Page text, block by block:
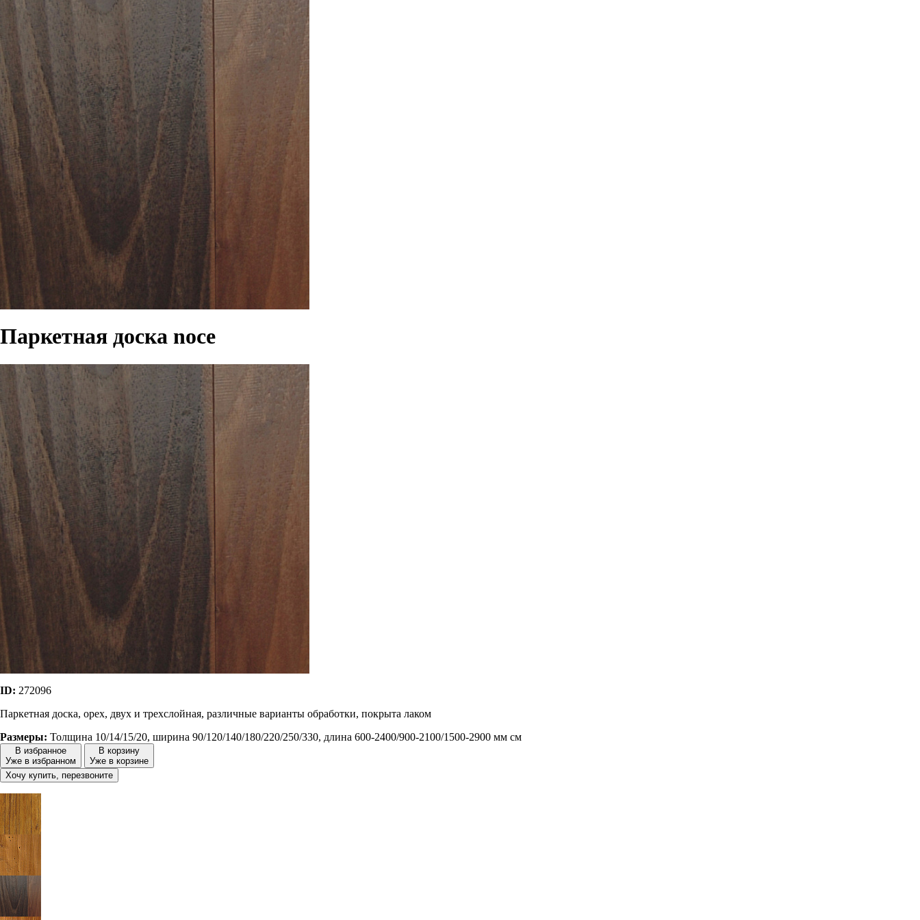
Паркетная доска noce
ID: 272096
Паркетная доска, орех, двух и трехслойная, различные варианты обработки, покрыта лаком
Размеры: Толщина 10/14/15/20, ширина 90/120/140/180/220/250/330, длина 600-2400/900-2100/1500-2900 мм см
В избранное
Уже в избранном
В корзину
Уже в корзине
Хочу купить, перезвоните